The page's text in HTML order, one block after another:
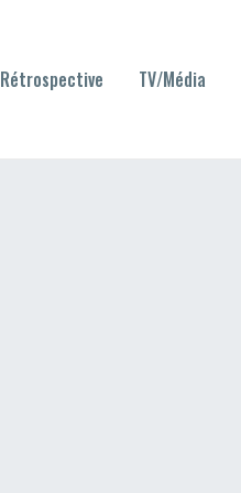
Rétrospective TV/Média